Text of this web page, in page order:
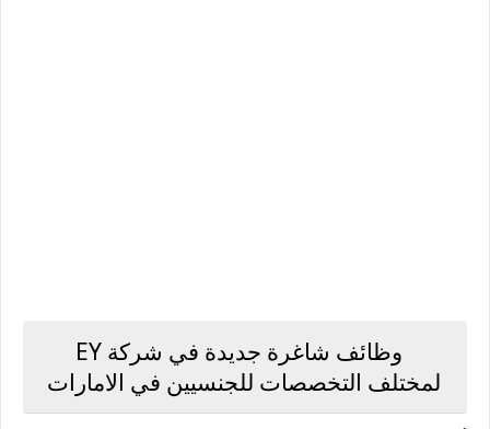
وظائف شاغرة جديدة في شركة EY
لمختلف التخصصات للجنسيين في الامارات